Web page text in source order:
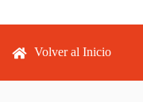
Footer menu
Volver al Inicio